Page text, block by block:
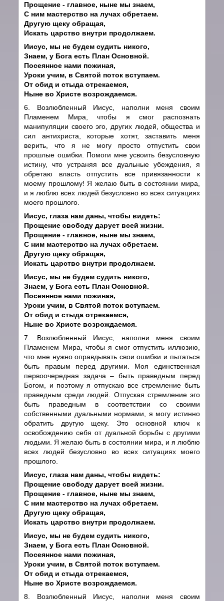
Прощение - главное, ныне мы знаем,
С ним мастерство на лучах обретаем.
Другую щеку обращая,
Искать царство внутри продолжаем.
Иисус, мы не будем судить никого,
Знаем, у Бога есть План Основной.
Посеянное нами пожиная,
Уроки учим, в Святой поток вступаем.
От обид и стыда отрекаемся,
Ныне во Христе возрождаемся.
6. Возлюбленный Иисус, наполни меня своим
Пламенем Мира, чтобы я смог распознать
манипуляции своего эго, других людей, общества и
сил антихриста, которые хотят, заставить меня
верить, что я не могу просто отпустить свои
прошлые ошибки. Помоги мне усвоить безусловную
истину, что устраняя все дуальные убеждения, я
обретаю власть отпустить все привязанности к
моему прошлому! Я желаю быть в состоянии мира,
и я люблю всех людей безусловно во всех ситуациях
моего прошлого.
Иисус, глаза нам даны, чтобы видеть:
Прощение свободу дарует всей жизни.
Прощение - главное, ныне мы знаем,
С ним мастерство на лучах обретаем.
Другую щеку обращая,
Искать царство внутри продолжаем.
Иисус, мы не будем судить никого,
Знаем, у Бога есть План Основной.
Посеянное нами пожиная,
Уроки учим, в Святой поток вступаем.
От обид и стыда отрекаемся,
Ныне во Христе возрождаемся.
7. Возлюбленный Иисус, наполни меня своим
Пламенем Мира, чтобы я смог отпустить иллюзию,
что мне нужно оправдывать свои ошибки и пытаться
быть правым перед другими. Моя единственная
первоочередная задача – быть праведным перед
Богом, и поэтому я отпускаю все стремление быть
праведным среди людей. Отпуская стремление эго
быть праведным в соответствии со своими
собственными дуальными нормами, я могу истинно
обратить другую щеку. Это основной ключ к
освобождению себя от дуальной борьбы с другими
людьми. Я желаю быть в состоянии мира, и я люблю
всех людей безусловно во всех ситуациях моего
прошлого.
Иисус, глаза нам даны, чтобы видеть:
Прощение свободу дарует всей жизни.
Прощение - главное, ныне мы знаем,
С ним мастерство на лучах обретаем.
Другую щеку обращая,
Искать царство внутри продолжаем.
Иисус, мы не будем судить никого,
Знаем, у Бога есть План Основной.
Посеянное нами пожиная,
Уроки учим, в Святой поток вступаем.
От обид и стыда отрекаемся,
Ныне во Христе возрождаемся.
8. Возлюбленный Иисус, наполни меня своим